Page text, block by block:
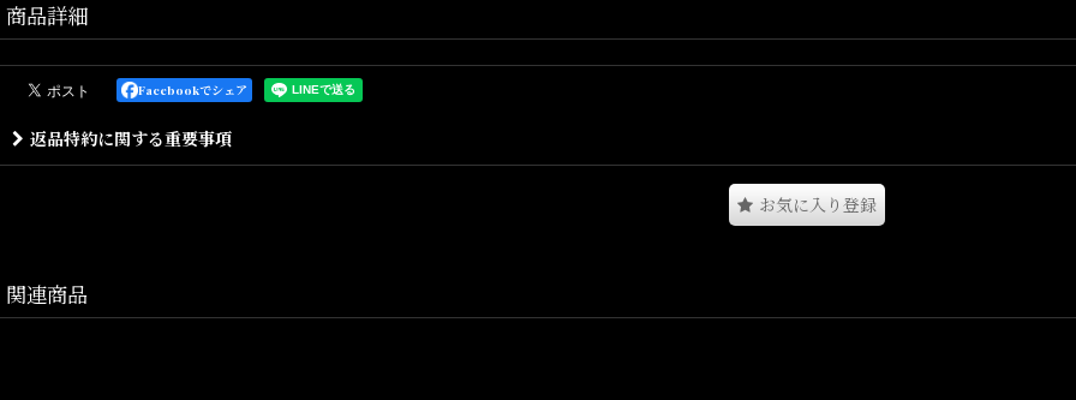
商品詳細
リバーシブル シェルパ フリース ジャケットとなります。
両面で違う素材を使用した、保温性抜群のボアに、ラインテープがアクセントとなるナイロン、裾にはドローコード付きで機能性も備えた一
Size(サイズ)／
素材/ナイロン/ポリエステル
Facebookでシェア
返品特約に関する重要事項
お気に入り登録
関連商品